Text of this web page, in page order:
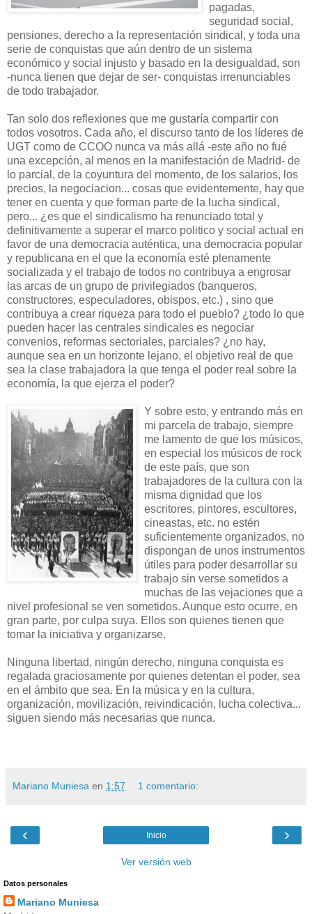
pagadas,
seguridad social,
pensiones, derecho a la representación sindical, y toda una
serie de conquistas que aún dentro de un sistema
económico y social injusto y basado en la desigualdad, son
-nunca tienen que dejar de ser- conquistas irrenunciables
de todo trabajador.
Tan solo dos reflexiones que me gustaría compartir con
todos vosotros. Cada año, el discurso tanto de los líderes de
UGT como de CCOO nunca va más allá -este año no fué
una excepción, al menos en la manifestación de Madrid- de
lo parcial, de la coyuntura del momento, de los salarios, los
precios, la negociacion... cosas que evidentemente, hay que
tener en cuenta y que forman parte de la lucha sindical,
pero... ¿es que el sindicalismo ha renunciado total y
definitivamente a superar el marco politico y social actual en
favor de una democracia auténtica, una democracia popular
y republicana en el que la economía esté plenamente
socializada y el trabajo de todos no contribuya a engrosar
las arcas de un grupo de privilegiados (banqueros,
constructores, especuladores, obispos, etc.) , sino que
contribuya a crear riqueza para todo el pueblo? ¿todo lo que
pueden hacer las centrales sindicales es negociar
convenios, reformas sectoriales, parciales? ¿no hay,
aunque sea en un horizonte lejano, el objetivo real de que
sea la clase trabajadora la que tenga el poder real sobre la
economía, la que ejerza el poder?
Y sobre esto, y entrando más en
mi parcela de trabajo, siempre
me lamento de que los músicos,
en especial los músicos de rock
de este país, que son
trabajadores de la cultura con la
misma dignidad que los
escritores, pintores, escultores,
cineastas, etc. no estén
suficientemente organizados, no
dispongan de unos instrumentos
útiles para poder desarrollar su
trabajo sin verse sometidos a
muchas de las vejaciones que a
nivel profesional se ven sometidos. Aunque esto ocurre, en
gran parte, por culpa suya. Ellos son quienes tienen que
tomar la iniciativa y organizarse.
Ninguna libertad, ningún derecho, ninguna conquista es
regalada graciosamente por quienes detentan el poder, sea
en el ámbito que sea. En la música y en la cultura,
organización, movilización, reivindicación, lucha colectiva...
siguen siendo más necesarias que nunca.
Mariano Muniesa en 1:57 1 comentario:
‹ ›
Inicio
Ver versión web
Datos personales
Mariano Muniesa